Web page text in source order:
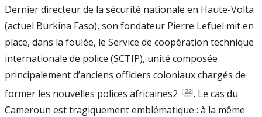
Dernier directeur de la sécurité nationale en Haute-Volta
(actuel Burkina Faso), son fondateur Pierre Lefuel mit en
place, dans la foulée, le Service de coopération technique
internationale de police (SCTIP), unité composée
principalement d’anciens officiers coloniaux chargés de
former les nouvelles polices africaines2 [22]. Le cas du
Cameroun est tragiquement emblématique : à la même